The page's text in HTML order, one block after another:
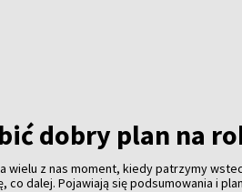
dobry plan na
wielu z nas moment, kiedy patrzymy
co dalej. Pojawiają się podsumowania i